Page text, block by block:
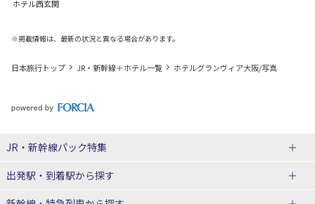
ホテル西玄関
※掲載情報は、最新の状況と異なる場合があります。
日本旅行トップ JR・新幹線＋ホテル一覧 ホテルグランヴィア大阪/写真
JR・新幹線パック特集
JR・新幹線＋ホテルパック
出発駅・到着駅から探す